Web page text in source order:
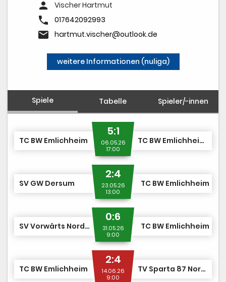
person Vischer Hartmut
phone 017642092993
email hartmut.vischer@outlook.de
weitere Informationen (nuliga)
Spiele Tabelle Spieler/-innen
TC BW Emlichheim
5:1
06.05.26
17:00
TC BW Emlichheim II
SV GW Dersum
2:4
23.05.26
13:00
TC BW Emlichheim
SV Vorwärts Nordhorn
0:6
31.05.26
9:00
TC BW Emlichheim
TC BW Emlichheim
2:4
14.06.26
9:00
TV Sparta 87 Nordhorn